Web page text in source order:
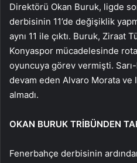
Direktörü Okan Buruk, ligde
derbisinin 11’de değişiklik
aynı 11 ile çıktı. Buruk, Ziraat
Konyaspor mücadelesinde
oyuncuya görev vermişti. Sarı-
devam eden Alvaro Morata ve
almadı.
OKAN BURUK TRİBÜNDEN
Fenerbahçe derbisinin